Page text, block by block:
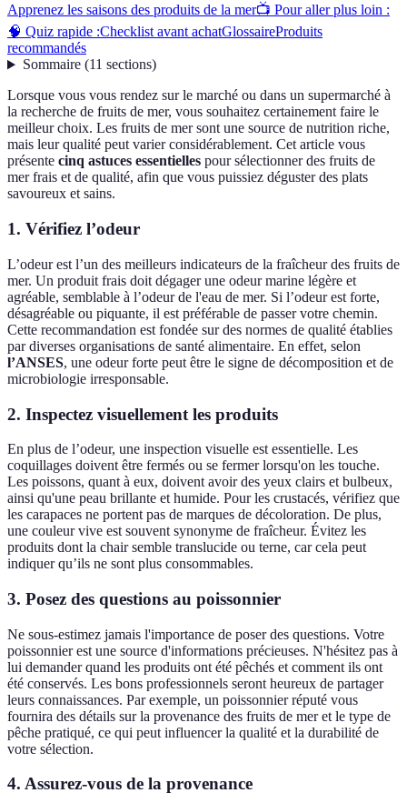
Apprenez les saisons des produits de la mer📺 Pour aller plus loin :
🧠 Quiz rapide :Checklist avant achatGlossaireProduits
recommandés
Sommaire(11 sections)
Lorsque vous vous rendez sur le marché ou dans un supermarché à
la recherche de fruits de mer, vous souhaitez certainement faire le
meilleur choix. Les fruits de mer sont une source de nutrition riche,
mais leur qualité peut varier considérablement. Cet article vous
présente cinq astuces essentielles pour sélectionner des fruits de
mer frais et de qualité, afin que vous puissiez déguster des plats
savoureux et sains.
1. Vérifiez l’odeur
L’odeur est l’un des meilleurs indicateurs de la fraîcheur des fruits de
mer. Un produit frais doit dégager une odeur marine légère et
agréable, semblable à l’odeur de l'eau de mer. Si l’odeur est forte,
désagréable ou piquante, il est préférable de passer votre chemin.
Cette recommandation est fondée sur des normes de qualité établies
par diverses organisations de santé alimentaire. En effet, selon
l’ANSES, une odeur forte peut être le signe de décomposition et de
microbiologie irresponsable.
2. Inspectez visuellement les produits
En plus de l’odeur, une inspection visuelle est essentielle. Les
coquillages doivent être fermés ou se fermer lorsqu'on les touche.
Les poissons, quant à eux, doivent avoir des yeux clairs et bulbeux,
ainsi qu'une peau brillante et humide. Pour les crustacés, vérifiez que
les carapaces ne portent pas de marques de décoloration. De plus,
une couleur vive est souvent synonyme de fraîcheur. Évitez les
produits dont la chair semble translucide ou terne, car cela peut
indiquer qu’ils ne sont plus consommables.
3. Posez des questions au poissonnier
Ne sous-estimez jamais l'importance de poser des questions. Votre
poissonnier est une source d'informations précieuses. N'hésitez pas à
lui demander quand les produits ont été pêchés et comment ils ont
été conservés. Les bons professionnels seront heureux de partager
leurs connaissances. Par exemple, un poissonnier réputé vous
fournira des détails sur la provenance des fruits de mer et le type de
pêche pratiqué, ce qui peut influencer la qualité et la durabilité de
votre sélection.
4. Assurez-vous de la provenance